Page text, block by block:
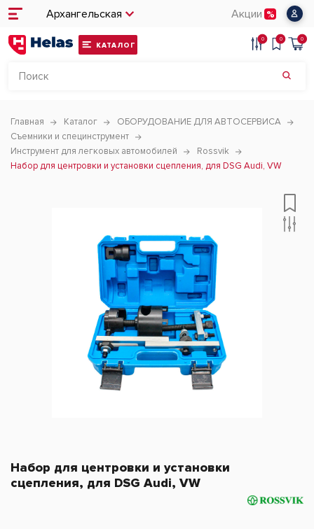
Архангельская Акции
КАТАЛОГ
0 0 0
Главная Каталог
ОБОРУДОВАНИЕ ДЛЯ АВТОСЕРВИСА
Съемники и специнструмент
Инструмент для легковых автомобилей
Rossvik
Набор для центровки и установки сцепления, для DSG Audi, VW
Набор для центровки и установки
сцепления, для DSG Audi, VW